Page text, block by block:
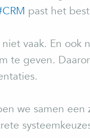
past het
niet vaak. En
te geven.
we samen